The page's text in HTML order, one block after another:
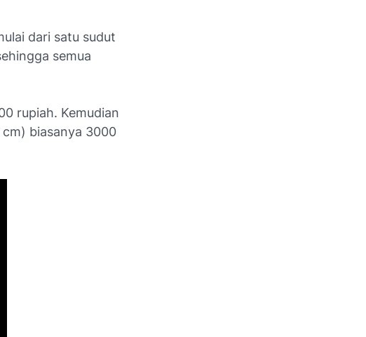
dari satu sudut
semua
rupiah. Kemudian
biasanya 3000